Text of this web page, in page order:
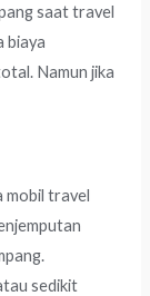
saat travel
biaya
Namun jika
mobil travel
sedikit